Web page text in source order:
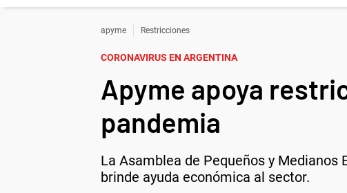
apyme Restricciones
CORONAVIRUS EN ARGENTINA
Apyme apoya
pandemia
La Asamblea de Pequeños y
brinde ayuda económica al sector.